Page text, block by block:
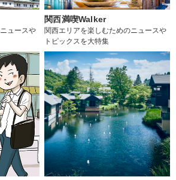
ュースや
関西満喫Walker
関西エリアを楽しむためのニュースや
トピックスを大特集